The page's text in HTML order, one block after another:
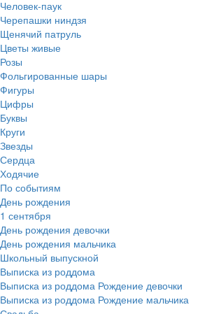
Человек-паук
Черепашки ниндзя
Щенячий патруль
Цветы живые
Розы
Фольгированные шары
Фигуры
Цифры
Буквы
Круги
Звезды
Сердца
Ходячие
По событиям
День рождения
1 сентября
День рождения девочки
День рождения мальчика
Школьный выпускной
Выписка из роддома
Выписка из роддома Рождение девочки
Выписка из роддома Рождение мальчика